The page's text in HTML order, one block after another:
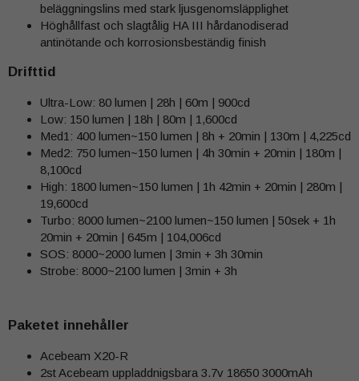
beläggningslins med stark ljusgenomsläpplighet
Höghållfast och slagtålig HA III hårdanodiserad
antinötande och korrosionsbeständig finish
Drifttid
Ultra-Low: 80 lumen | 28h | 60m | 900cd
Low: 150 lumen | 18h | 80m | 1,600cd
Med1: 400 lumen~150 lumen | 8h + 20min | 130m | 4,225cd
Med2: 750 lumen~150 lumen | 4h 30min + 20min | 180m |
8,100cd
High: 1800 lumen~150 lumen | 1h 42min + 20min | 280m |
19,600cd
Turbo: 8000 lumen~2100 lumen~150 lumen | 50sek + 1h
20min + 20min | 645m | 104,006cd
SOS: 8000~2000 lumen | 3min + 3h 30min
Strobe: 8000~2100 lumen | 3min + 3h
Paketet innehåller
Acebeam X20-R
2st Acebeam uppladdnigsbara 3.7v 18650 3000mAh